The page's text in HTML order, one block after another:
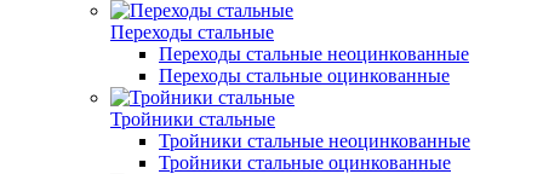
Переходы стальные
Переходы стальные неоцинкованные
Переходы стальные оцинкованные
Тройники стальные
Тройники стальные неоцинкованные
Тройники стальные оцинкованные